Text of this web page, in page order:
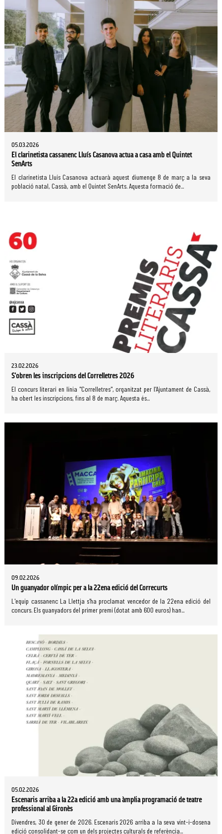
05.03.2026
El clarinetista cassanenc Lluís Casanova actua a casa amb el Quintet
SenArts
El clarinetista Lluís Casanova actuarà aquest diumenge 8 de març a la seva
població natal, Cassà, amb el Quintet SenArts. Aquesta formació de...
23.02.2026
S'obren les inscripcions del Correlletres 2026
El concurs literari en línia "Correlletres", organitzat per l’Ajuntament de Cassà,
ha obert les inscripcions, fins al 8 de març. Aquesta és...
09.02.2026
Un guanyador olímpic per a la 22ena edició del Correcurts
L'equip cassanenc La Llettja s'ha proclamat vencedor de la 22ena edició del
concurs. Els guanyadors del primer premi (dotat amb 600 euros) han...
05.02.2026
Escenaris arriba a la 22a edició amb una àmplia programació de teatre
professional al Gironès
Divendres, 30 de gener de 2026. Escenaris 2026 arriba a la seva vint-i-dosena
edició consolidant-se com un dels projectes culturals de referència...